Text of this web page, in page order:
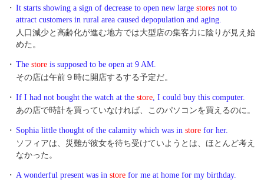
・ It starts showing a sign of decrease to open new large stores not to
attract customers in rural area caused depopulation and aging.
人口減少と高齢化が進む地方では大型店の集客力に陰りが見え始
めた。
・ The store is supposed to be open at 9 AM.
その店は午前９時に開店するする予定だ。
・ If I had not bought the watch at the store, I could buy this computer.
あの店で時計を買っていなければ、このパソコンを買えるのに。
・ Sophia little thought of the calamity which was in store for her.
ソフィアは、災難が彼女を待ち受けていようとは、ほとんど考え
なかった。
・ A wonderful present was in store for me at home for my birthday.